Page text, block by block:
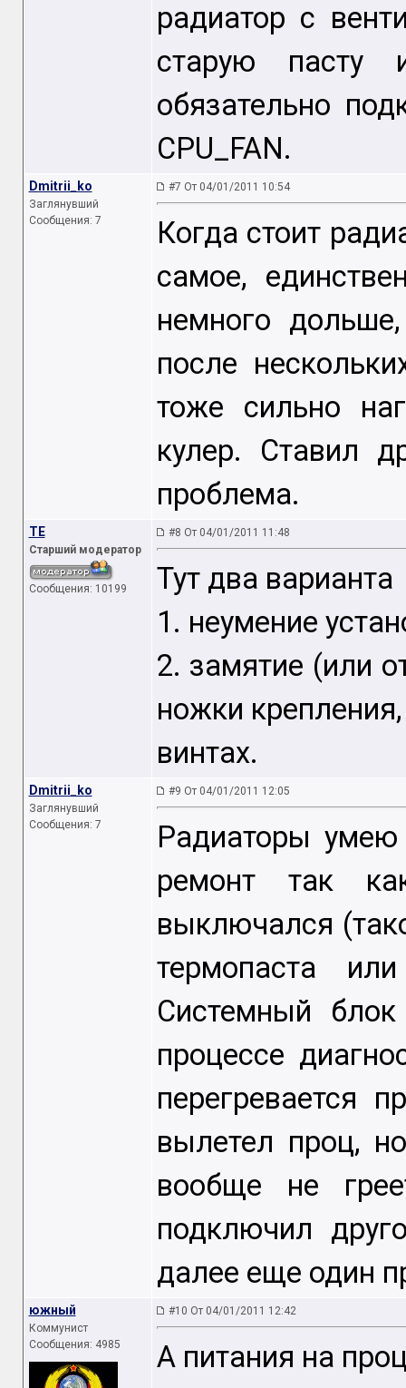
радиатор с
старую пасту
обязательно
CPU_FAN.
Dmitrii_ko
Заглянувший
Сообщения: 7
#7 От 04/01/2011 10:54
Когда стоит
самое,
немного
после
тоже сильно
кулер. Ставил
проблема.
TE
Старший модератор
Сообщения: 10199
#8 От 04/01/2011 11:48
Тут два варианта
1. неумение
2. замятие (или
ножки
винтах.
Dmitrii_ko
Заглянувший
Сообщения: 7
#9 От 04/01/2011 12:05
Радиаторы
ремонт так
выключался
термопаста
Системный
процессе
перегревается
вылетел проц,
вообще не
подключил
далее еще один
южный
Коммунист
Сообщения: 4985
#10 От 04/01/2011 12:42
А питания на